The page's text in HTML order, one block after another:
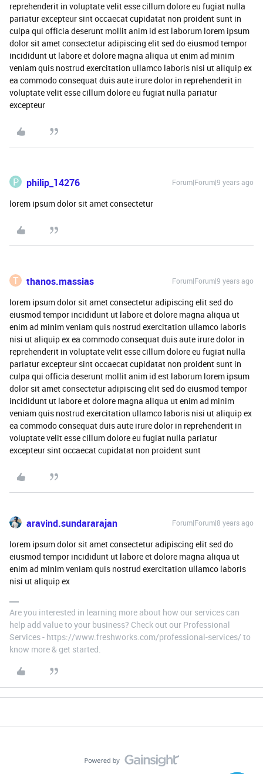
reprehenderit in voluptate velit esse cillum dolore eu fugiat nulla
pariatur excepteur sint occaecat cupidatat non proident sunt in
culpa qui officia deserunt mollit anim id est laborum lorem ipsum
dolor sit amet consectetur adipiscing elit sed do eiusmod tempor
incididunt ut labore et dolore magna aliqua ut enim ad minim
veniam quis nostrud exercitation ullamco laboris nisi ut aliquip ex
ea commodo consequat duis aute irure dolor in reprehenderit in
voluptate velit esse cillum dolore eu fugiat nulla pariatur
excepteur
P philip_14276 Forum|Forum|9 years ago
lorem ipsum dolor sit amet consectetur
T thanos.massias Forum|Forum|9 years ago
lorem ipsum dolor sit amet consectetur adipiscing elit sed do
eiusmod tempor incididunt ut labore et dolore magna aliqua ut
enim ad minim veniam quis nostrud exercitation ullamco laboris
nisi ut aliquip ex ea commodo consequat duis aute irure dolor in
reprehenderit in voluptate velit esse cillum dolore eu fugiat nulla
pariatur excepteur sint occaecat cupidatat non proident sunt in
culpa qui officia deserunt mollit anim id est laborum lorem ipsum
dolor sit amet consectetur adipiscing elit sed do eiusmod tempor
incididunt ut labore et dolore magna aliqua ut enim ad minim
veniam quis nostrud exercitation ullamco laboris nisi ut aliquip ex
ea commodo consequat duis aute irure dolor in reprehenderit in
voluptate velit esse cillum dolore eu fugiat nulla pariatur
excepteur sint occaecat cupidatat non proident sunt
aravind.sundararajan Forum|Forum|8 years ago
lorem ipsum dolor sit amet consectetur adipiscing elit sed do
eiusmod tempor incididunt ut labore et dolore magna aliqua ut
enim ad minim veniam quis nostrud exercitation ullamco laboris
nisi ut aliquip ex
Are you interested in learning more about how our services can
help add value to your business? Check out our Professional
Services - https://www.freshworks.com/professional-services/ to
know more & get started.